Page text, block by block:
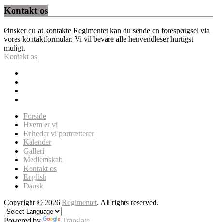
Kontakt os
Ønsker du at kontakte Regimentet kan du sende en forespørgsel via
vores kontaktformular. Vi vil bevare alle henvendleser hurtigst
muligt.
Kontakt os
Forside
Hvem er vi
Enheder vi portrætterer
Kalender
Galleri
Medlemskab
Kontakt os
English
Dansk
Copyright © 2026 Regimentet. All rights reserved.
Powered by Translate